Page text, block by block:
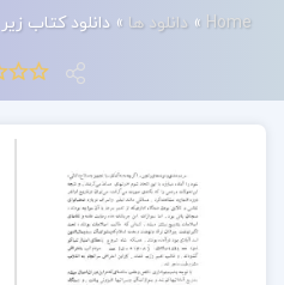
Home
» دانلود ها »دانلود کتاب